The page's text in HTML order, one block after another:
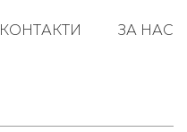
КОНТАКТИ ЗА НАС